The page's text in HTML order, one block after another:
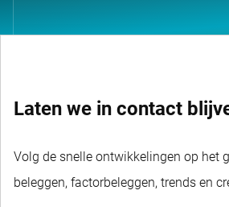
Laten we in contact
Volg de snelle ontwikkelingen op het
beleggen, factorbeleggen, trends en